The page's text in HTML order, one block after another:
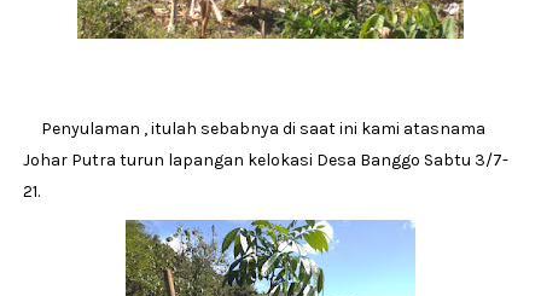
Penyulaman , itulah sebabnya di saat ini kami atasnama
Johar Putra turun lapangan kelokasi Desa Banggo Sabtu 3/7-
21.